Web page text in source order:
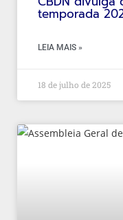
temporada
LEIA MAIS »
18 de julho de 2025